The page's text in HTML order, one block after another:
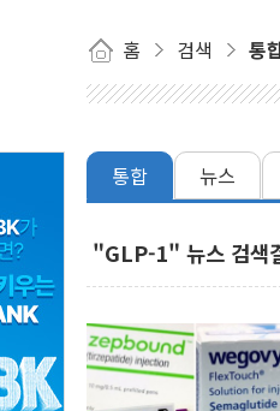
홈 검색 통
통합 뉴스
"GLP-1" 뉴스 검색